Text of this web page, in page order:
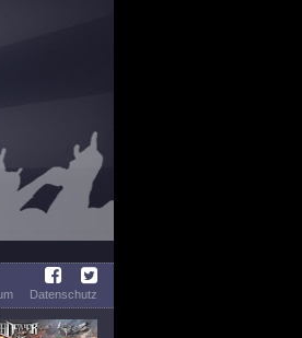
Datenschutz